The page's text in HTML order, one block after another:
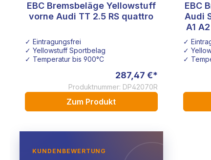
Durchschnittliche Bewertung
EBC Bremsbeläge Yellowstuff
vorne Audi TT 2.5 RS quattro
✓ Eintragungsfrei
✓ Yellowstuff Sportbelag
✓ Temperatur bis 900°C
287,47 €*
Produktnummer: DP42070R
Zum Produkt
EBC
Audi
A1
✓
✓
✓
KUNDENBEWERTUNG